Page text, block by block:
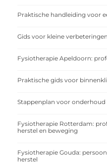
Praktische handleiding voor
Gids voor kleine
Fysiotherapie Apeldoorn:
Praktische gids voor
Stappenplan voor onderhoud
Fysiotherapie Rotterdam:
herstel en beweging
Fysiotherapie Gouda:
herstel